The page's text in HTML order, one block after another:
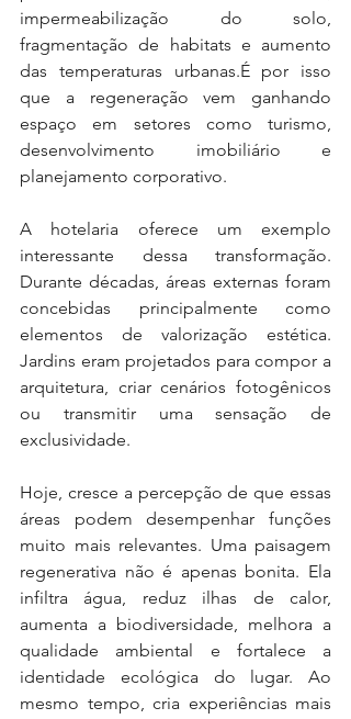
impermeabilização do solo,
fragmentação de habitats e aumento
das temperaturas urbanas.É por isso
que a regeneração vem ganhando
espaço em setores como turismo,
desenvolvimento imobiliário e
planejamento corporativo.
A hotelaria oferece um exemplo
interessante dessa transformação.
Durante décadas, áreas externas foram
concebidas principalmente como
elementos de valorização estética.
Jardins eram projetados para compor a
arquitetura, criar cenários fotogênicos
ou transmitir uma sensação de
exclusividade.
Hoje, cresce a percepção de que essas
áreas podem desempenhar funções
muito mais relevantes. Uma paisagem
regenerativa não é apenas bonita. Ela
infiltra água, reduz ilhas de calor,
aumenta a biodiversidade, melhora a
qualidade ambiental e fortalece a
identidade ecológica do lugar.
Ao
mesmo tempo, cria experiências mais